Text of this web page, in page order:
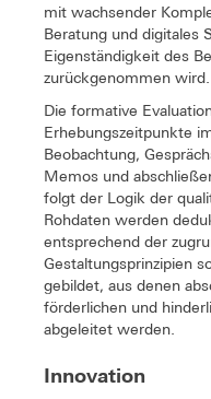
mit wachsender
Beratung und digitales
Eigenständigkeit des
zurückgenommen wird.
Die formative
Erhebungszeitpunkte
Beobachtung,
Memos und
folgt der Logik der
Rohdaten werden
entsprechend der
Gestaltungsprinzipien
gebildet, aus denen
förderlichen und
abgeleitet werden.
Innovation